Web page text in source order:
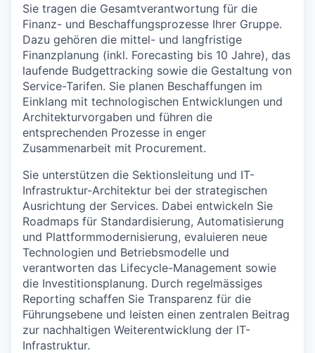
Sie tragen die Gesamtverantwortung für die
Finanz- und Beschaffungsprozesse Ihrer Gruppe.
Dazu gehören die mittel- und langfristige
Finanzplanung (inkl. Forecasting bis 10 Jahre), das
laufende Budgettracking sowie die Gestaltung von
Service-Tarifen. Sie planen Beschaffungen im
Einklang mit technologischen Entwicklungen und
Architekturvorgaben und führen die
entsprechenden Prozesse in enger
Zusammenarbeit mit Procurement.
Sie unterstützen die Sektionsleitung und IT-
Infrastruktur-Architektur bei der strategischen
Ausrichtung der Services. Dabei entwickeln Sie
Roadmaps für Standardisierung, Automatisierung
und Plattformmodernisierung, evaluieren neue
Technologien und Betriebsmodelle und
verantworten das Lifecycle-Management sowie
die Investitionsplanung. Durch regelmässiges
Reporting schaffen Sie Transparenz für die
Führungsebene und leisten einen zentralen Beitrag
zur nachhaltigen Weiterentwicklung der IT-
Infrastruktur.